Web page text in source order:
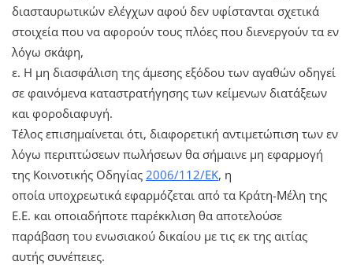
διασταυρωτικών ελέγχων αφού δεν υφίστανται σχετικά
στοιχεία που να αφορούν τους πλόες που διενεργούν τα εν
λόγω σκάφη,
ε. Η μη διασφάλιση της άμεσης εξόδου των αγαθών οδηγεί
σε φαινόμενα καταστρατήγησης των κείμενων διατάξεων
και φοροδιαφυγή.
Τέλος επισημαίνεται ότι, διαφορετική αντιμετώπιση των εν
λόγω περιπτώσεων πωλήσεων θα σήμαινε μη εφαρμογή
της Κοινοτικής Οδηγίας 2006/112/ΕΚ, η
οποία υποχρεωτικά εφαρμόζεται από τα Κράτη-Μέλη της
Ε.Ε. και οποιαδήποτε παρέκκλιση θα αποτελούσε
παράβαση του ενωσιακού δικαίου με τις εκ της αιτίας
αυτής συνέπειες.